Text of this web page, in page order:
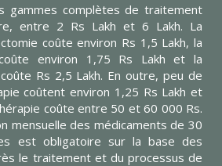
gammes complètes de traitement
entre 2 Rs Lakh et 6 Lakh. La
coûte environ Rs 1,5 Lakh, la
environ 1,75 Rs Lakh et la
Rs 2,5 Lakh. En outre, peu de
coûtent environ 1,25 Rs Lakh et
coûte entre 50 et 60 000 Rs.
mensuelle des médicaments de 30
est obligatoire sur la base des
le traitement et du processus de